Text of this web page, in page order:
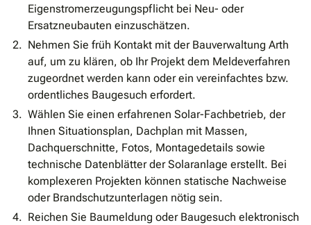
Eigenstromerzeugungspflicht bei Neu- oder
Ersatzneubauten einzuschätzen.
Nehmen Sie früh Kontakt mit der Bauverwaltung Arth
auf, um zu klären, ob Ihr Projekt dem Meldeverfahren
zugeordnet werden kann oder ein vereinfachtes bzw.
ordentliches Baugesuch erfordert.
Wählen Sie einen erfahrenen Solar-Fachbetrieb, der
Ihnen Situationsplan, Dachplan mit Massen,
Dachquerschnitte, Fotos, Montagedetails sowie
technische Datenblätter der Solaranlage erstellt. Bei
komplexeren Projekten können statische Nachweise
oder Brandschutzunterlagen nötig sein.
Reichen Sie Baumeldung oder Baugesuch elektronisch